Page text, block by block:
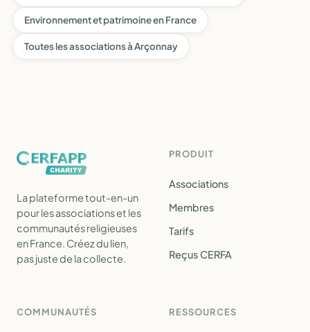
Environnement et patrimoine en France
Toutes les associations à Arçonnay
La plateforme tout-en-un
pour les associations et les
communautés religieuses
en France. Créez du lien,
pas juste de la collecte.
PRODUIT
Associations
Membres
Tarifs
Reçus CERFA
COMMUNAUTÉS RESSOURCES